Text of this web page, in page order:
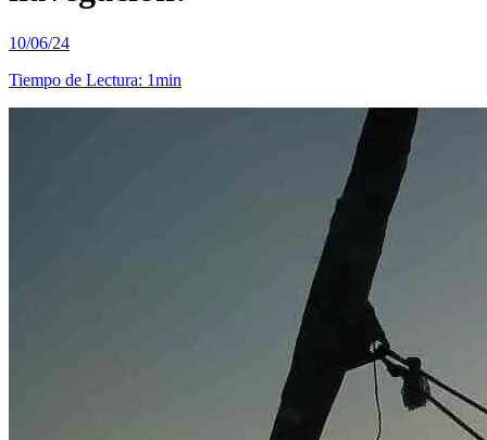
10/06/24
Tiempo de Lectura: 1min